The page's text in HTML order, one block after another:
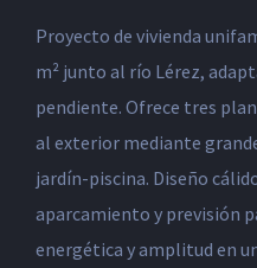
Proyecto de vivienda
m² junto al río Lérez,
pendiente. Ofrece tres
al exterior mediante
jardín-piscina. Diseño
aparcamiento y previsión
energética y amplitud en